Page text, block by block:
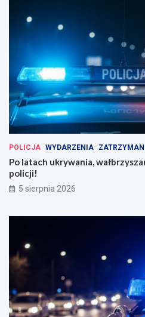
POLICJA WYDARZENIA
Po latach ukrywania,
policji!
5 sierpnia 2026